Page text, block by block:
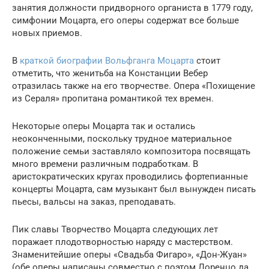
занятия должности придворного органиста в 1779 году,
симфонии Моцарта, его оперы содержат все больше
новых приемов.
В краткой биографии Вольфганга Моцарта стоит
отметить, что женитьба на Констанции Вебер
отразилась также на его творчестве. Опера «Похищение
из Сераля» пропитана романтикой тех времен.
Некоторые оперы Моцарта так и остались
неоконченными, поскольку трудное материальное
положение семьи заставляло композитора посвящать
много времени различным подработкам. В
аристократических кругах проводились фортепианные
концерты Моцарта, сам музыкант был вынужден писать
пьесы, вальсы на заказ, преподавать.
Пик славы Творчество Моцарта следующих лет
поражает плодотворностью наряду с мастерством.
Знаменитейшие оперы «Свадьба Фигаро», «Дон-Жуан»